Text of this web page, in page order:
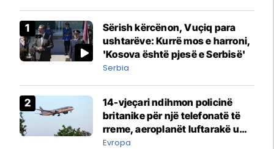
Sërish kërcënon, Vuçiq para
ushtarëve: Kurrë mos e harroni,
'Kosova është pjesë e Serbisë'
Serbia
14-vjeçari ndihmon policinë
britanike për një telefonatë të
rreme, aeroplanët luftarakë u
ngritën në ajër për të
Evropa